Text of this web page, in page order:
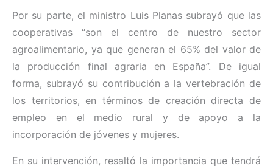
Por su parte, el ministro Luis Planas subrayó que las
cooperativas “son el centro de nuestro sector
agroalimentario, ya que generan el 65% del valor de
la producción final agraria en España”. De igual
forma, subrayó su contribución a la vertebración de
los territorios, en términos de creación directa de
empleo en el medio rural y de apoyo a la
incorporación de jóvenes y mujeres.
En su intervención, resaltó la importancia que tendrá